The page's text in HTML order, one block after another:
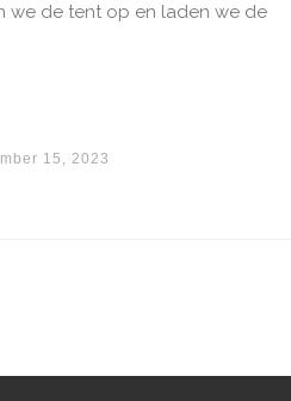
we de tent op en laden we de
15, 2023